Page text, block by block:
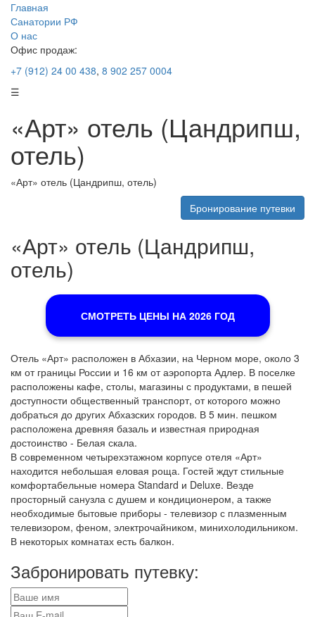
Главная
Санатории РФ
О нас
Офис продаж:
+7 (912) 24 00 438, 8 902 257 0004
☰
«Арт» отель (Цандрипш,
отель)
«Арт» отель (Цандрипш, отель)
Бронирование путевки
«Арт» отель (Цандрипш,
отель)
СМОТРЕТЬ ЦЕНЫ НА 2026 ГОД
Отель «Арт» расположен в Абхазии, на Черном море, около 3
км от границы России и 16 км от аэропорта Адлер. В поселке
расположены кафе, столы, магазины с продуктами, в пешей
доступности общественный транспорт, от которого можно
добраться до других Абхазских городов. В 5 мин. пешком
расположена древняя базаль и известная природная
достоинство - Белая скала.
В современном четырехэтажном корпусе отеля «Арт»
находится небольшая еловая роща. Гостей ждут стильные
комфортабельные номера Standard и Deluxe. Везде
просторный санузла с душем и кондиционером, а также
необходимые бытовые приборы - телевизор с плазменным
телевизором, феном, электрочайником, минихолодильником.
В некоторых комнатах есть балкон.
Забронировать путевку: